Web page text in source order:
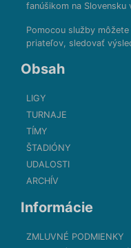
fanúšikom na
Pomocou služby
priateľov, sledovať
Obsah
LIGY
TURNAJE
TÍMY
ŠTADIÓNY
UDALOSTI
ARCHÍV
Informácie
ZMLUVNÉ PODMIENKY